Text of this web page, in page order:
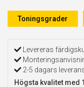
Toningsgrader
Levereras
2-5 dagars
Högsta kvalitet med